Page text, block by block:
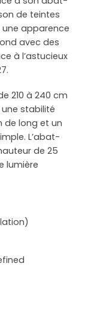
de teintes
apparence
avec des
à l’astucieux
210 à 240 cm
stabilité
de long et un
L’abat-
de 25
lumière